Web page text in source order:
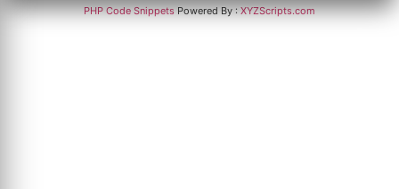
PHP Code SnippetsPowered By :XYZScripts.com